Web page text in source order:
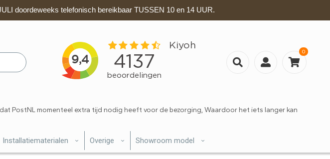
doordeweeks telefonisch bereikbaar TUSSEN 10 en 14 UUR.
0
PostNL momenteel extra tijd nodig heeft voor de bezorging, Waardoor het iets langer kan
Installatiematerialen Overige Showroom model